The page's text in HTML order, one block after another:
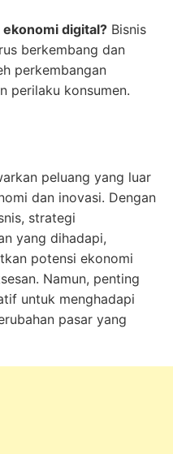
digital? Bisnis
berkembang dan
perkembangan
perilaku konsumen.
peluang yang luar
dan inovasi. Dengan
strategi
yang dihadapi,
potensi ekonomi
Namun, penting
untuk menghadapi
pasar yang